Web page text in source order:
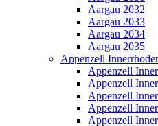
Aargau 2032
Aargau 2033
Aargau 2034
Aargau 2035
Appenzell
Appenzell
Appenzell
Appenzell
Appenzell
Appenzell